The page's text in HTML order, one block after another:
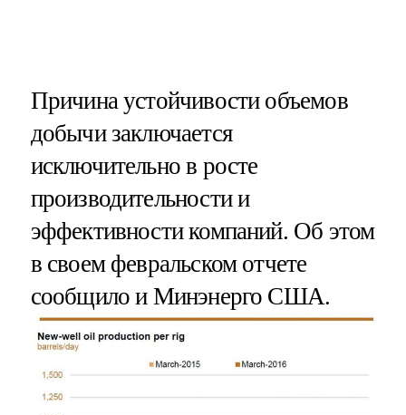
Причина устойчивости объемов
добычи заключается
исключительно в росте
производительности и
эффективности компаний. Об этом
в своем февральском отчете
сообщило и Минэнерго США.